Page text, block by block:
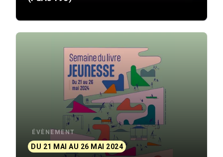
ÉVÈNEMENT
DU 21 MAI AU 26 MAI 2024